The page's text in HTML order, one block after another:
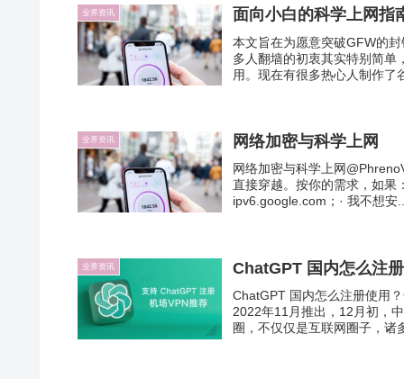
业界资讯 面向小白的科学上网指
本文旨在为愿意突破GFW的
多人翻墙的初衷其实特别简单
用。现在有很多热心人制作
业界资讯 网络加密与科学上网
网络加密与科学上网
直接穿越。按你的需求，如果
ipv6.google.com；· 我不想安
业界资讯 ChatGPT 国内怎么注
ChatGPT 国内怎么注册使用
2022年11月推出，12月初，
圈，不仅仅是互联网圈子，诸